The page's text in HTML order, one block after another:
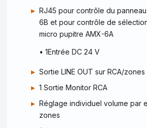
RJ45 pour contrôle du
6B et pour contrôle de
micro pupitre AMX-6A
• 1Entrée DC 24 V
Sortie LINE OUT sur RCA/zones
1 Sortie Monitor RCA
Réglage individuel volume par
zones